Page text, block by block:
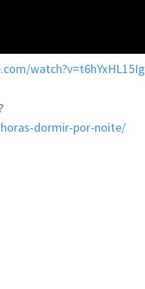
watch?v=t6hYxHL15Ig
dormir-por-noite/